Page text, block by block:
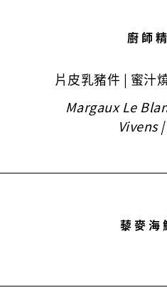
廚師
片皮乳豬件 | 蜜汁
Margaux Le
Vivens
藜麥海